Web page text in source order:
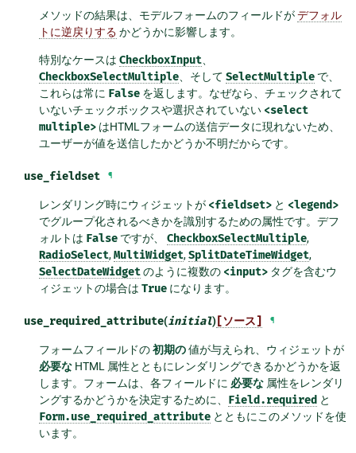
メソッドの結果は、モデルフォームのフィールドがデフォル
トに逆戻りする かどうかに影響します。
特別なケースはCheckboxInput
CheckboxSelectMultiple 、そしてSelectMultiple で、
これらは常に False を返します。なぜなら、チェックされて
いないチェックボックスや選択されていない <select
multiple> はHTMLフォームの送信データに現れないため、
ユーザーが値を送信したかどうか不明だからです。
use_fieldset ¶
レンダリング時にウィジェットが <fieldset> と <legend>
でグループ化されるべきかを識別するための属性です。デフ
ォルトは False ですが、CheckboxSelectMultiple,
RadioSelect,MultiWidget,SplitDateTimeWidget,
SelectDateWidgetのように複数の <input> タグを含むウ
ィジェットの場合はTrue になります。
use_required_attribute(initial)[ソース] ¶
フォームフィールドの初期の値が与えられ、ウィジェットが
必要な HTML 属性とともにレンダリングできるかどうかを返
します。フォームは、各フィールドに 必要な 属性をレンダリ
ングするかどうかを決定するために、 Field.required と
Form.use_required_attribute とともにこのメソッドを使
います。